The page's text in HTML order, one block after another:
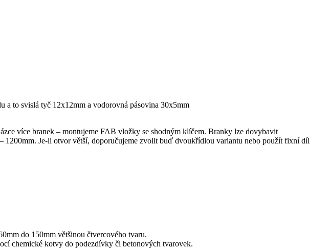
a to svislá tyč 12x12mm a vodorovná pásovina 30x5mm
více branek – montujeme FAB vložky se shodným klíčem. Branky lze dovybavit
1200mm. Je-li otvor větší, doporučujeme zvolit buď dvoukřídlou variantu nebo použít fixní díl
do 150mm většinou čtvercového tvaru.
chemické kotvy do podezdívky či betonových tvarovek.